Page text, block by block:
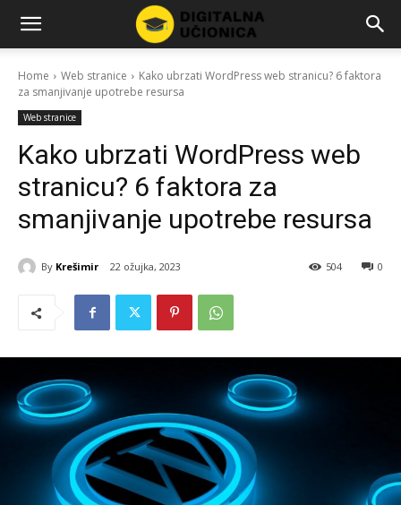
Home Web stranice
Kako ubrzati WordPress web stranicu? 6 faktora
za smanjivanje upotrebe resursa
Web stranice
Kako ubrzati WordPress web
stranicu? 6 faktora za
smanjivanje upotrebe resursa
By Krešimir 22 ožujka, 2023 0
504